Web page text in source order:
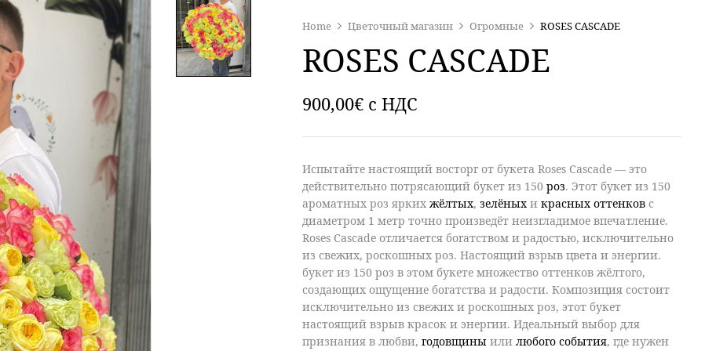
Home Цветочный магазин Огромные ROSES CASCADE
ROSES CASCADE
900,00€ c НДС
Испытайте настоящий восторг от букетaRoses Cascade —это
действительно потрясающий букет из 150роз. Этот букет из 150
ароматных роз яркихжёлтых,зелёныхикрасных оттенков с
диаметром 1 метр точно произведёт неизгладимое впечатление.
Roses Cascade отличается богатством и радостью, исключительно
из свежих, роскошных роз. Настоящий взрыв цвета и энергии.
букет из 150 роз в этом букете множество оттенков жёлтого,
создающих ощущение богатства и радости. Композиция состоит
исключительно из свежих и роскошных роз,этот букет
настоящий взрыв красок и энергии. Идеальный выбор для
признания в любви,годовщиныилилюбого события, где нужен